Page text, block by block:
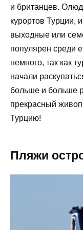
и британцев.
курортов Турции,
выходные или
популярен среди
немного, так как
начали
больше и больше
прекрасный
Турцию!
Пляжи